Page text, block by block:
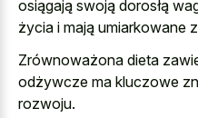
osiągają swoją dorosłą
życia i mają umiarkowane
Zrównoważona dieta
odżywcze ma kluczowe
rozwoju.